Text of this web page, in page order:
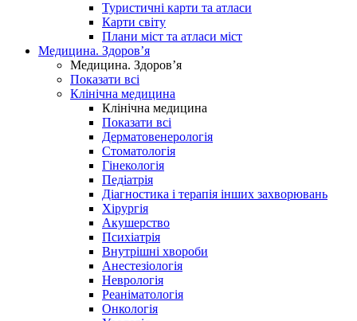
Туристичні карти та атласи
Карти світу
Плани міст та атласи міст
Медицина. Здоров’я
Медицина. Здоров’я
Показати всі
Клінічна медицина
Клінічна медицина
Показати всі
Дерматовенерологія
Стоматологія
Гінекологія
Педіатрія
Діагностика і терапія інших захворювань
Хірургія
Акушерство
Психіатрія
Внутрішні хвороби
Анестезіологія
Неврологія
Реаніматологія
Онкологія